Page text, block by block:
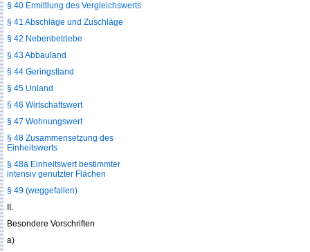
§ 40 Ermittlung des Vergleichswerts
§ 41 Abschläge und Zuschläge
§ 42 Nebenbetriebe
§ 43 Abbauland
§ 44 Geringstland
§ 45 Unland
§ 46 Wirtschaftswert
§ 47 Wohnungswert
§ 48 Zusammensetzung des
Einheitswerts
§ 48a Einheitswert bestimmter
intensiv genutzter Flächen
§ 49 (weggefallen)
II.
Besondere Vorschriften
a)